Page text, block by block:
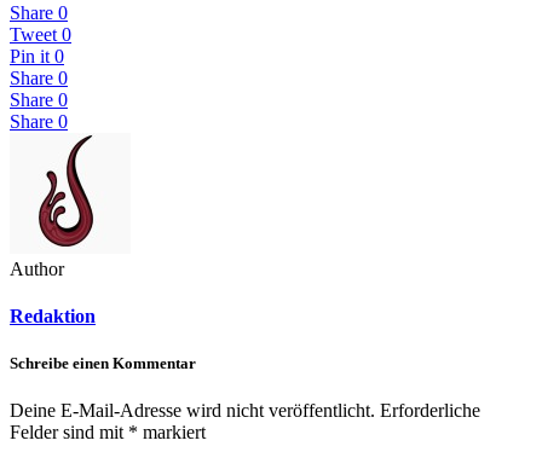
Share 0
Tweet 0
Pin it 0
Share 0
Share 0
Share 0
Author
Redaktion
Schreibe einen Kommentar
Deine E-Mail-Adresse wird nicht veröffentlicht. Erforderliche
Felder sind mit * markiert